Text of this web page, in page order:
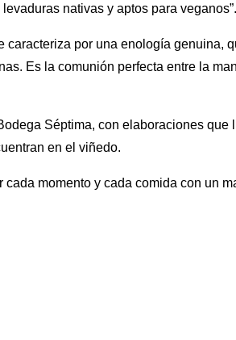
nativas y aptos para veganos”.
caracteriza por una enología genuina,
Es la comunión perfecta entre la
Séptima, con elaboraciones que
en el viñedo.
momento y cada comida con un